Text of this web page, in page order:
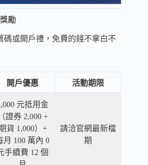
勵
碼或開戶禮，免費的錢不拿白不
開戶優惠 活動期限
元抵用金
（證券 2,000 +
貨 1,000）+
月 100 萬內 0
手續費 12 個
請洽官網最新檔
期